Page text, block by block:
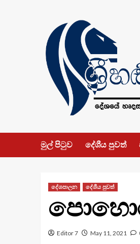
මුල් පිටුව දේශීය පුවත්
දේශපාලන දේශීය පුවත්
Editor 7 May 11, 2021